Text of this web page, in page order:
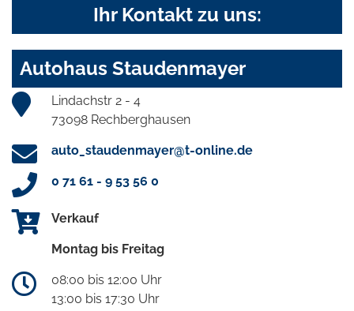
Ihr Kontakt zu uns:
Autohaus Staudenmayer
Lindachstr 2 - 4
73098 Rechberghausen
auto_staudenmayer@t-online.de
0 71 61 - 9 53 56 0
Verkauf
Montag bis Freitag
08:00 bis 12:00 Uhr
13:00 bis 17:30 Uhr